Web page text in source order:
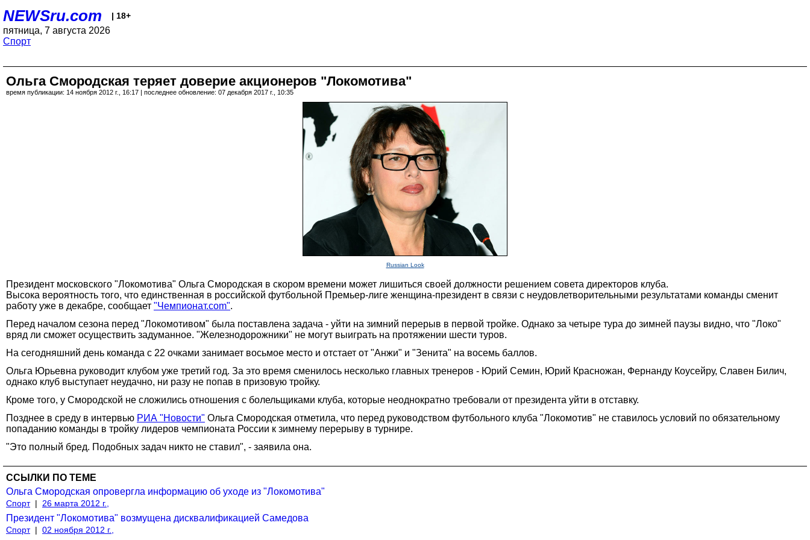
NEWSru.com | 18+
пятница, 7 августа 2026
Спорт
Ольга Смородская теряет доверие акционеров "Локомотива"
время публикации: 14 ноября 2012 г., 16:17 | последнее обновление: 07 декабря 2017 г., 10:35
Russian Look
Президент московского "Локомотива" Ольга Смородская в скором времени может лишиться своей должности решением совета директоров клуба.
Высока вероятность того, что единственная в российской футбольной Премьер-лиге женщина-президент в связи с неудовлетворительными результатами команды сменит
работу уже в декабре, сообщает "Чемпионат.com".
Перед началом сезона перед "Локомотивом" была поставлена задача - уйти на зимний перерыв в первой тройке. Однако за четыре тура до зимней паузы видно, что "Локо"
вряд ли сможет осуществить задуманное. "Железнодорожники" не могут выиграть на протяжении шести туров.
На сегодняшний день команда с 22 очками занимает восьмое место и отстает от "Анжи" и "Зенита" на восемь баллов.
Ольга Юрьевна руководит клубом уже третий год. За это время сменилось несколько главных тренеров - Юрий Семин, Юрий Красножан, Фернанду Коусейру, Славен Билич,
однако клуб выступает неудачно, ни разу не попав в призовую тройку.
Кроме того, у Смородской не сложились отношения с болельщиками клуба, которые неоднократно требовали от президента уйти в отставку.
Позднее в среду в интервью РИА "Новости" Ольга Смородская отметила, что перед руководством футбольного клуба "Локомотив" не ставилось условий по обязательному
попаданию команды в тройку лидеров чемпионата России к зимнему перерыву в турнире.
"Это полный бред. Подобных задач никто не ставил", - заявила она.
ССЫЛКИ ПО ТЕМЕ
Ольга Смородская опровергла информацию об уходе из "Локомотива"
Спорт | 26 марта 2012 г.,
Президент "Локомотива" возмущена дисквалификацией Самедова
Спорт | 02 ноября 2012 г.,